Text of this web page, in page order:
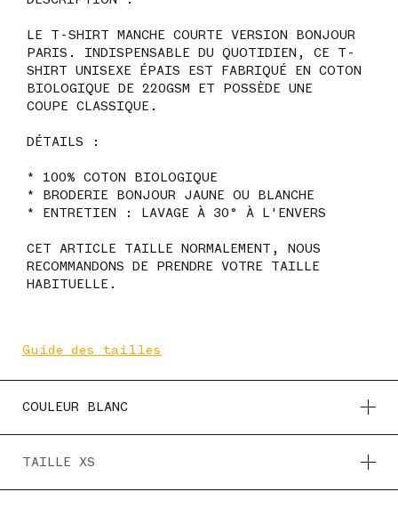
LE T-SHIRT MANCHE COURTE VERSION BONJOUR
PARIS. INDISPENSABLE DU QUOTIDIEN, CE T-
SHIRT UNISEXE ÉPAIS EST FABRIQUÉ EN COTON
BIOLOGIQUE DE 220GSM ET POSSÈDE UNE
COUPE CLASSIQUE.
DÉTAILS :
* 100% COTON BIOLOGIQUE
* BRODERIE BONJOUR JAUNE OU BLANCHE
* ENTRETIEN : LAVAGE À 30° À L'ENVERS
CET ARTICLE TAILLE NORMALEMENT, NOUS
RECOMMANDONS DE PRENDRE VOTRE TAILLE
HABITUELLE.
Guide des tailles